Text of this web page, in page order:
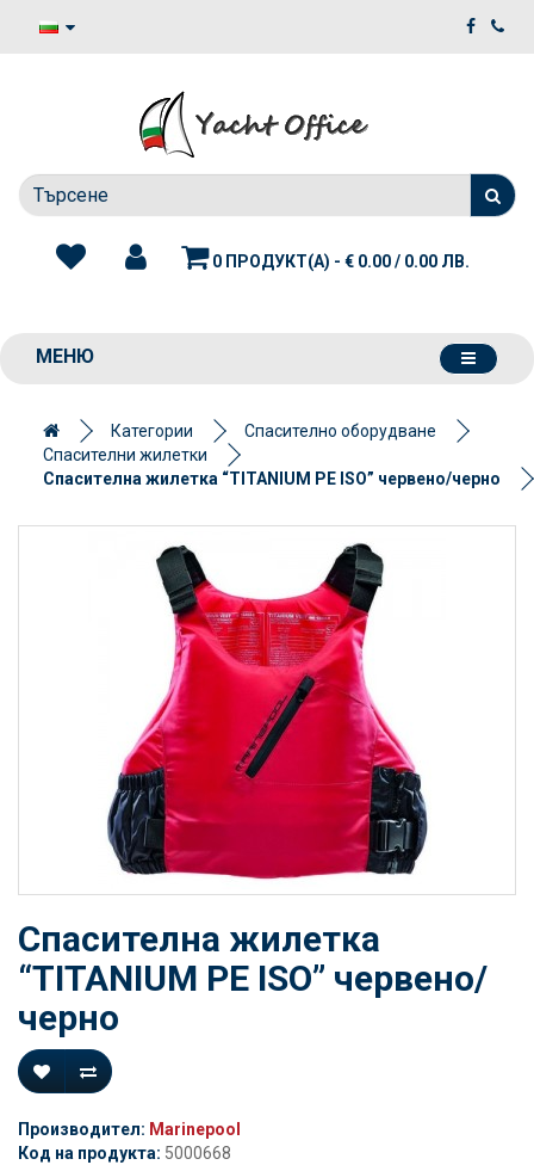
0 ПРОДУКТ(А) - € 0.00 / 0.00 ЛВ.
МЕНЮ
Категории
Спасително оборудване
Спасителни жилетки
Спасителна жилетка “TITANIUM PE ISO” червено/черно
Спасителна жилетка
“TITANIUM PE ISO” червено/
черно
Производител: Marinepool
Код на продукта: 5000668